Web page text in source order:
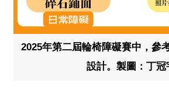
2025年第二屆輪椅障礙賽中，參
設計。製圖：丁冠